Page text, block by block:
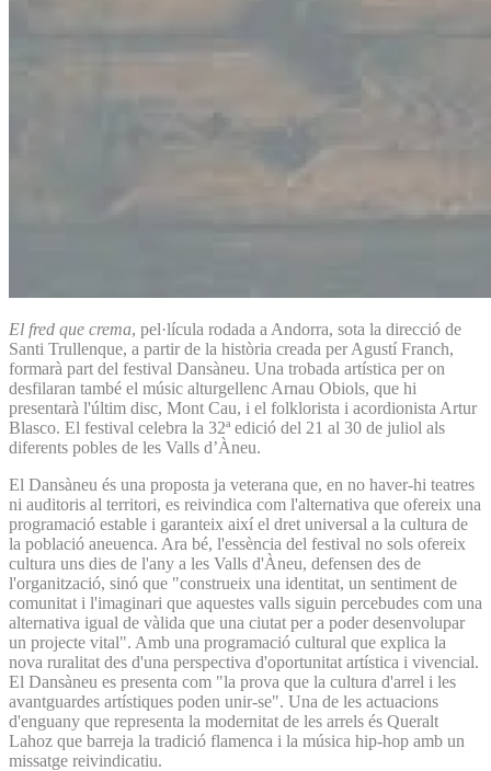
El fred que crema, pel·lícula rodada a Andorra, sota la direcció de
Santi Trullenque, a partir de la història creada per Agustí Franch,
formarà part del festival Dansàneu. Una trobada artística per on
desfilaran també el músic alturgellenc Arnau Obiols, que hi
presentarà l'últim disc, Mont Cau, i el folklorista i acordionista Artur
Blasco. El festival celebra la 32ª edició del 21 al 30 de juliol als
diferents pobles de les Valls d’Àneu.
El Dansàneu és una proposta ja veterana que, en no haver-hi teatres
ni auditoris al territori, es reivindica com l'alternativa que ofereix una
programació estable i garanteix així el dret universal a la cultura de
la població aneuenca. Ara bé, l'essència del festival no sols ofereix
cultura uns dies de l'any a les Valls d'Àneu, defensen des de
l'organització, sinó que "construeix una identitat, un sentiment de
comunitat i l'imaginari que aquestes valls siguin percebudes com una
alternativa igual de vàlida que una ciutat per a poder desenvolupar
un projecte vital". Amb una programació cultural que explica la
nova ruralitat des d'una perspectiva d'oportunitat artística i vivencial.
El Dansàneu es presenta com "la prova que la cultura d'arrel i les
avantguardes artístiques poden unir-se". Una de les actuacions
d'enguany que representa la modernitat de les arrels és Queralt
Lahoz que barreja la tradició flamenca i la música hip-hop amb un
missatge reivindicatiu.